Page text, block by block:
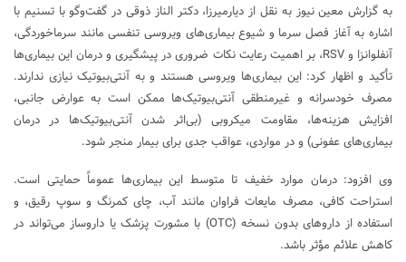
به گزارش معین نیوز به نقل از دیارمیرزا، دکتر الناز ذوقی در گفت‌وگو با تسنیم با
اشاره به آغاز فصل سرما و شیوع بیماری‌های ویروسی تنفسی مانند سرماخوردگی،
آنفلوانزا و RSV، بر اهمیت رعایت نکات ضروری در پیشگیری و درمان این بیماری‌ها
تأکید و اظهار کرد: این بیماری‌ها ویروسی هستند و به آنتی‌بیوتیک نیازی ندارند.
مصرف خودسرانه و غیرمنطقی آنتی‌بیوتیک‌ها ممکن است به عوارض جانبی،
افزایش هزینه‌ها، مقاومت میکروبی (بی‌اثر شدن آنتی‌بیوتیک‌ها در درمان
بیماری‌های عفونی) و در مواردی، عواقب جدی برای بیمار منجر شود.
وی افزود: درمان موارد خفیف تا متوسط این بیماری‌ها عموماً حمایتی است.
استراحت کافی، مصرف مایعات فراوان مانند آب، چای کمرنگ و سوپ رقیق، و
استفاده از داروهای بدون نسخه (OTC) با مشورت پزشک یا داروساز می‌تواند در
کاهش علائم مؤثر باشد.